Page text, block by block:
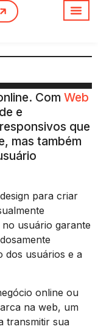
Com Web
e
que
mas também
para criar
usuário garante
dos usuários e a
online ou
na web, um
transmitir sua